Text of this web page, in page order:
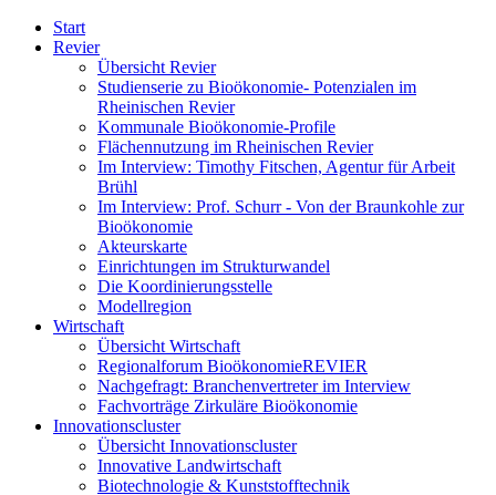
Start
Revier
Übersicht Revier
Studienserie zu Bioökonomie- Potenzialen im
Rheinischen Revier
Kommunale Bioökonomie-Profile
Flächennutzung im Rheinischen Revier
Im Interview: Timothy Fitschen, Agentur für Arbeit
Brühl
Im Interview: Prof. Schurr - Von der Braunkohle zur
Bioökonomie
Akteurskarte
Einrichtungen im Strukturwandel
Die Koordinierungsstelle
Modellregion
Wirtschaft
Übersicht Wirtschaft
Regionalforum BioökonomieREVIER
Nachgefragt: Branchenvertreter im Interview
Fachvorträge Zirkuläre Bioökonomie
Innovationscluster
Übersicht Innovationscluster
Innovative Landwirtschaft
Biotechnologie & Kunststofftechnik